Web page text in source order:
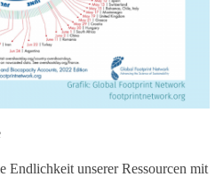
Endlichkeit unserer Ressourcen mit